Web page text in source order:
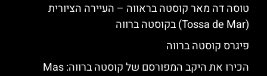
טוסה דה מאר קוסטה בראווה – העיירה הציורית
(Tossa de Mar) בקוסטה ברווה
פיגרס קוסטה ברווה
הכירו את היקב המפורסם של קוסטה ברווה: ‪‪Mas